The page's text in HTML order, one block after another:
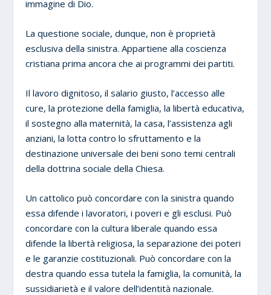
immagine di Dio.
La questione sociale, dunque, non è proprietà
esclusiva della sinistra. Appartiene alla coscienza
cristiana prima ancora che ai programmi dei partiti.
Il lavoro dignitoso, il salario giusto, l’accesso alle
cure, la protezione della famiglia, la libertà educativa,
il sostegno alla maternità, la casa, l’assistenza agli
anziani, la lotta contro lo sfruttamento e la
destinazione universale dei beni sono temi centrali
della dottrina sociale della Chiesa.
Un cattolico può concordare con la sinistra quando
essa difende i lavoratori, i poveri e gli esclusi. Può
concordare con la cultura liberale quando essa
difende la libertà religiosa, la separazione dei poteri
e le garanzie costituzionali. Può concordare con la
destra quando essa tutela la famiglia, la comunità, la
sussidiarietà e il valore dell’identità nazionale.